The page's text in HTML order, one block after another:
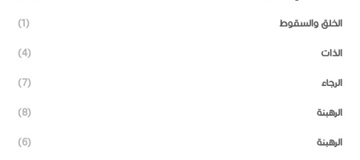
الخلق والسقوط (1)
الذات (4)
الرجاء (7)
الرهبنة (8)
الرهبنة (6)